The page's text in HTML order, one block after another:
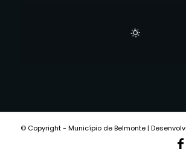
© Copyright - Município de Belmonte |